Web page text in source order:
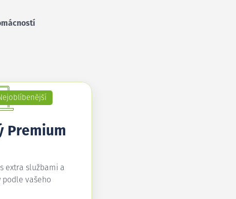
Premium
extra službami a
podle vašeho